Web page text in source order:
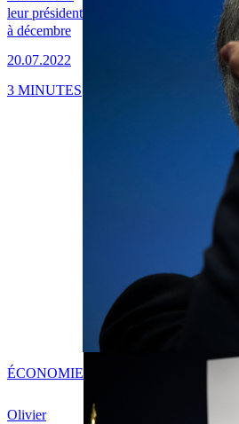
leur président
à décembre
20.07.2022
3 MINUTES
Olivier
ÉCONOMIE